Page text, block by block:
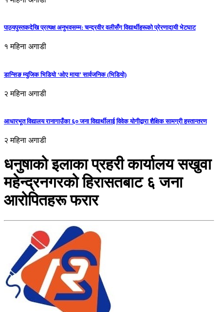
पाठ्यपुस्तकदेखि प्रत्यक्ष अनुभवसम्म: चन्द्रवीर वलीसँग विद्यार्थीहरूको प्रेरणादायी भेटघाट
१ महिना अगाडी
डान्सिङ म्युजिक भिडियो ‘ओए माया’ सार्वजनिक (भिडियो)
२ महिना अगाडी
आधारभूत विद्यालय रानागाउँका ६० जना विद्यार्थीलाई विवेक योगीद्वारा शैक्षिक सामग्री हस्तान्तरण
२ महिना अगाडी
धनुषाको इलाका प्रहरी कार्यालय सखुवा
महेन्द्रनगरको हिरासतबाट ६ जना
आरोपितहरू फरार